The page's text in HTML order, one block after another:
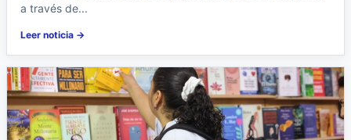
a través de...
Leer noticia →